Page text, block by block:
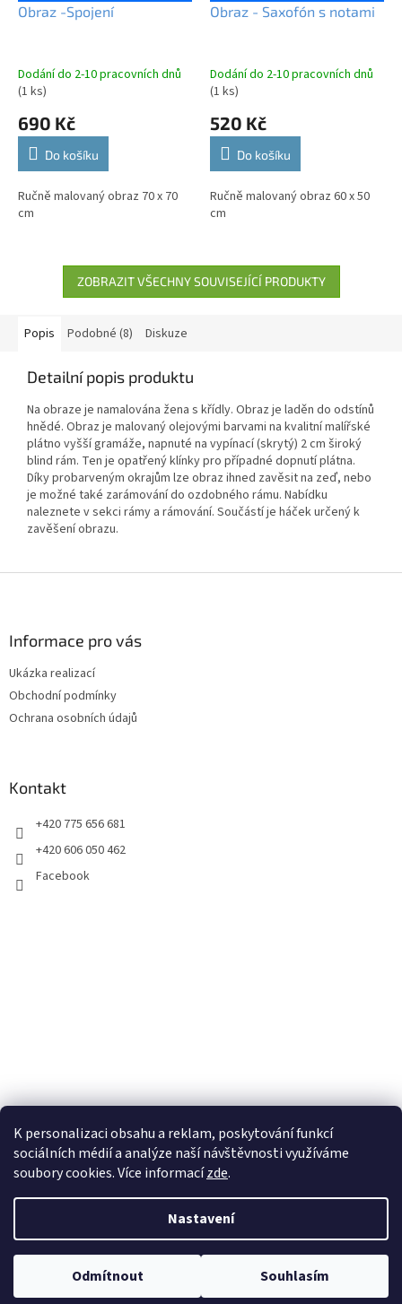
K personalizaci obsahu a reklam, poskytování funkcí
sociálních médií a analýze naší návštěvnosti využíváme
soubory cookies. Více informacízde.
Nastavení
Odmítnout Souhlasím
Obraz -Spojení
Dodání do 2-10 pracovních dnů
(1 ks)
690 Kč
Do košíku
Ručně malovaný obraz 70 x 70
cm
Obraz - Saxofón s notami
Dodání do 2-10 pracovních dnů
(1 ks)
520 Kč
Do košíku
Ručně malovaný obraz 60 x 50
cm
ZOBRAZIT VŠECHNY SOUVISEJÍCÍ PRODUKTY
Popis Podobné (8) Diskuze
Detailní popis produktu
Na obraze je namalována žena s křídly. Obraz je laděn do odstínů
hnědé. Obraz je malovaný olejovými barvami na kvalitní malířské
plátno vyšší gramáže, napnuté na vypínací (skrytý) 2 cm široký
blind rám. Ten je opatřený klínky pro případné dopnutí plátna.
Díky probarveným okrajům lze obraz ihned zavěsit na zeď, nebo
je možné také zarámování do ozdobného rámu. Nabídku
naleznete v sekci rámy a rámování. Součástí je háček určený k
zavěšení obrazu.
Informace pro vás
Ukázka realizací
Obchodní podmínky
Ochrana osobních údajů
Kontakt
+420 775 656 681
+420 606 050 462
Facebook
Copyright 2026100pa. Všechna práva vyhrazena.Upravit nastavení